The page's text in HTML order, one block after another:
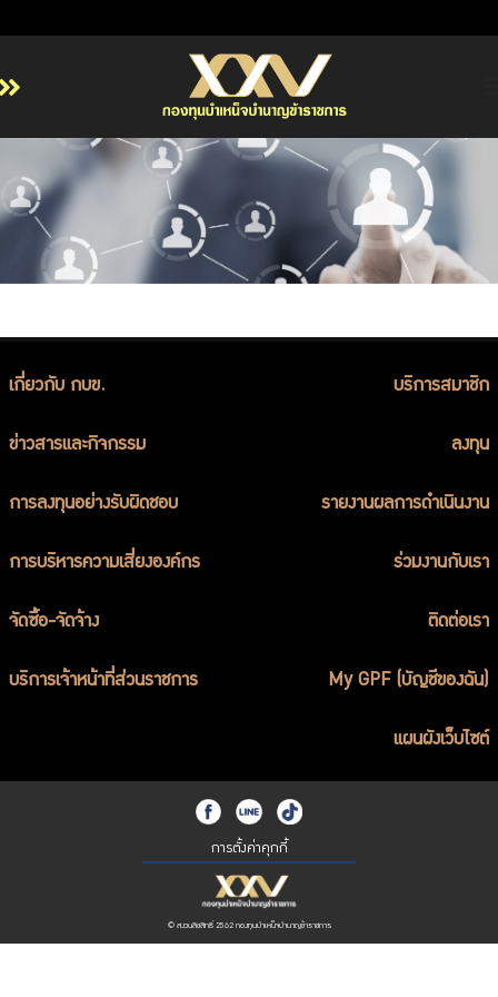
เกี่ยวกับ กบข.
บริการสมาชิก
ลงทุน
รายงานผลการดำเนินงาน
จัดซื้อจัดจ้าง
ร่วมงานกับเรา
ติดต่อเรา
ไทย | Eng
เกี่ยวกับ กบข. บริการสมาชิก
ข่าวสารและกิจกรรม ลงทุน
การลงทุนอย่างรับผิดชอบ รายงานผลการดำเนินงาน
การบริหารความเสี่ยงองค์กร ร่วมงานกับเรา
จัดซื้อ-จัดจ้าง ติดต่อเรา
บริการเจ้าหน้าที่ส่วนราชการ My GPF (บัญชีของฉัน)
แผนผังเว็บไซต์
การตั้งค่าคุกกี้
© สงวนลิขสิทธิ์ 2562 กองทุนบำเหน็จบำนาญข้าราชการ